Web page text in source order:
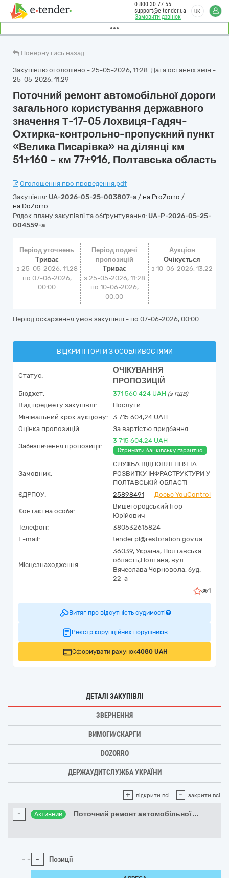
Замовити дзвінок
0 800 30 77 55
support@e-tender.ua
UK
Повернутись назад
Закупівлю оголошено - 25-05-2026, 11:28. Дата останніх змін -
25-05-2026, 11:29
Поточний ремонт автомобільної дороги
загального користування державного
значення Т-17-05 Лохвиця-Гадяч-
Охтирка-контрольно-пропускний пункт
«Велика Писарівка» на ділянці км
51+160 – км 77+916, Полтавська область
Оголошення про проведення.pdf
Закупівля: UA-2026-05-25-003807-a / на ProZorro /
на DoZorro
Рядок плану закупівлі та обґрунтування: UA-P-2026-05-25-
004559-a
Період уточнень
Триває
з 25-05-2026, 11:28
по 07-06-2026,
00:00
Період подачі
пропозицій
Триває
з 25-05-2026, 11:28
по 10-06-2026,
00:00
Аукціон
Очікується
з10-06-2026, 13:22
Період оскарження умов закупівлі - по 07-06-2026, 00:00
ВІДКРИТІ ТОРГИ З ОСОБЛИВОСТЯМИ
Статус:
ОЧІКУВАННЯ
ПРОПОЗИЦІЙ
Бюджет: 371 560 424 UAH (з ПДВ)
Вид предмету закупівлі:
Послуги
Мінімальний крок аукціону:
3 715 604,24 UAH
Оцінка пропозицій:
За вартістю придбання
Забезпечення пропозиції:
3 715 604,24 UAH
Отримати банківську гарантію
Замовник:
СЛУЖБА ВІДНОВЛЕННЯ ТА
РОЗВИТКУ ІНФРАСТРУКТУРИ У
ПОЛТАВСЬКІЙ ОБЛАСТІ
ЄДРПОУ:
25898491 Досьє YouControl
Контактна особа:
Вишегородський Ігор
Юрійович
Телефон:
380532615824
E-mail:
tender.pl@restoration.gov.ua
Місцезнаходження:
36039, Україна, Полтавська
область,Полтава, вул.
Вячеслава Чорновола, буд.
22-а
1
Витяг про відсутність судимості
Реєстр корупційних порушників
Сформувати рахунок4080 UAH
ДЕТАЛІ ЗАКУПІВЛІ
ЗВЕРНЕННЯ
ВИМОГИ/СКАРГИ
DOZORRO
ДЕРЖАУДИТСЛУЖБА УКРАЇНИ
+ відкрити всі - закрити всі
- Активний Поточний ремонт автомобільної...
- Позиції